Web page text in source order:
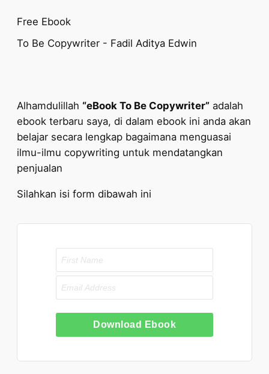
Free Ebook
To Be Copywriter - Fadil Aditya Edwin
Alhamdulillah “eBook To Be Copywriter” adalah
ebook terbaru saya, di dalam ebook ini anda akan
belajar secara lengkap bagaimana menguasai
ilmu-ilmu copywriting untuk mendatangkan
penjualan
Silahkan isi form dibawah ini
Download Ebook